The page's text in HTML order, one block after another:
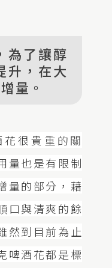
為了讓醇
升，在大
量。
花很貴重的關
量也是有限制
量的部分，藉
口與清爽的餘
然到目前為止
啤酒花都是標